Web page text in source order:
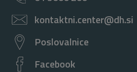
kontaktni.center@dh.si
Poslovalnice
Facebook